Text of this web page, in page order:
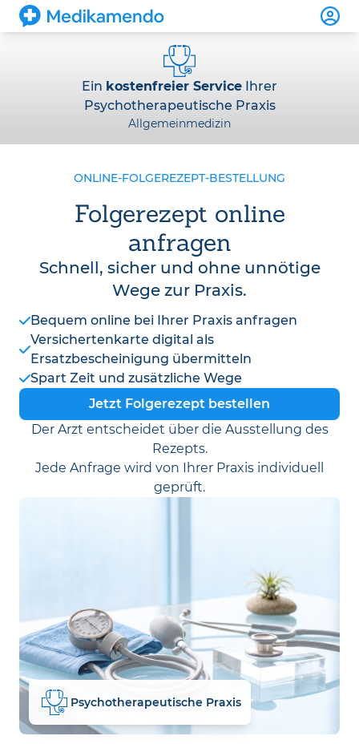
Ein kostenfreier Service Ihrer
Psychotherapeutische Praxis
Allgemeinmedizin
ONLINE-FOLGEREZEPT-BESTELLUNG
Folgerezept online
anfragen
Schnell, sicher und ohne unnötige
Wege zur Praxis.
Bequem online bei Ihrer Praxis anfragen
Versichertenkarte digital als
Ersatzbescheinigung übermitteln
Spart Zeit und zusätzliche Wege
Jetzt Folgerezept bestellen
Der Arzt entscheidet über die Ausstellung des
Rezepts.
Jede Anfrage wird von Ihrer Praxis individuell
geprüft.
Psychotherapeutische Praxis